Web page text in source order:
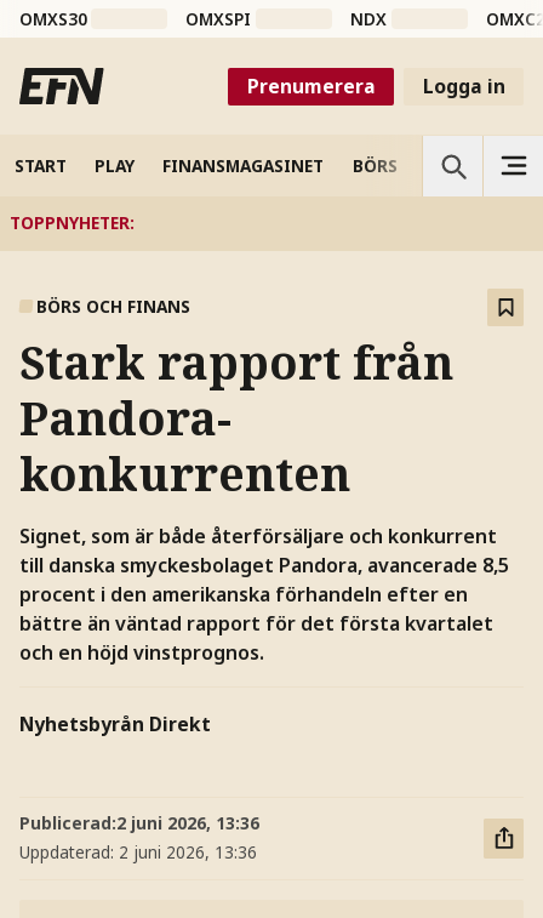
OMXS30 OMXSPI NDX
Prenumerera Logga in
START PLAY FINANSMAGASINET BÖRS VETENSKAP
TOPPNYHETER:
BÖRS OCH FINANS
Stark rapport från
Pandora-
konkurrenten
Signet, som är både återförsäljare och konkurrent
till danska smyckesbolaget Pandora, avancerade 8,5
procent i den amerikanska förhandeln efter en
bättre än väntad rapport för det första kvartalet
och en höjd vinstprognos.
Nyhetsbyrån Direkt
Publicerad:2 juni 2026, 13:36
Uppdaterad: 2 juni 2026, 13:36